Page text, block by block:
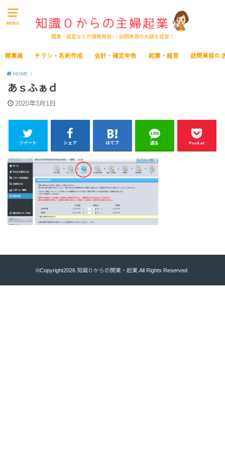
MENU
開業・経営などの情報発信♪｜訪問美容のお店を経営！
開業届 チラシ・名刺作成 会計・確定申告 起業・経営 訪問美容の
HOME
あｓふぁｄ
2020年3月1日
ツイート シェア はてブ 送る Pocket
©Copyright2026知識０からの開業・起業 .All Rights Reserved.